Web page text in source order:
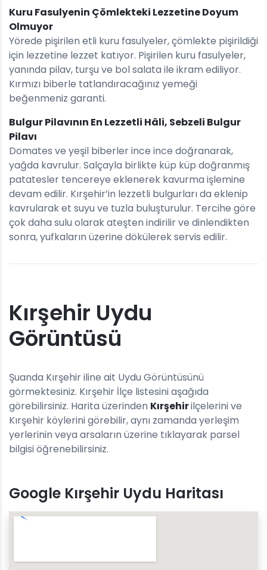
Kuru Fasulyenin Çömlekteki Lezzetine Doyum
Olmuyor
Yörede pişirilen etli kuru fasulyeler, çömlekte pişirildiği
için lezzetine lezzet katıyor. Pişirilen kuru fasulyeler,
yanında pilav, turşu ve bol salata ile ikram ediliyor.
Kırmızı biberle tatlandıracağınız yemeği
beğenmeniz garanti.
Bulgur Pilavının En Lezzetli Hâli, Sebzeli Bulgur
Pilavı
Domates ve yeşil biberler ince ince doğranarak,
yağda kavrulur. Salçayla birlikte küp küp doğranmış
patatesler tencereye eklenerek kavurma işlemine
devam edilir. Kırşehir’in lezzetli bulgurları da eklenip
kavrularak et suyu ve tuzla buluşturulur. Tercihe göre
çok daha sulu olarak ateşten indirilir ve dinlendikten
sonra, yufkaların üzerine dökülerek servis edilir.
Kırşehir Uydu
Görüntüsü
Şuanda Kırşehir iline ait Uydu Görüntüsünü
görmektesiniz. Kırşehir İlçe listesini aşağıda
görebilirsiniz. Harita üzerinden Kırşehirilçelerini ve
Kırşehir köylerini görebilir, aynı zamanda yerleşim
yerlerinin veya arsaların üzerine tıklayarak parsel
bilgisi öğrenebilirsiniz.
Google Kırşehir Uydu Haritası